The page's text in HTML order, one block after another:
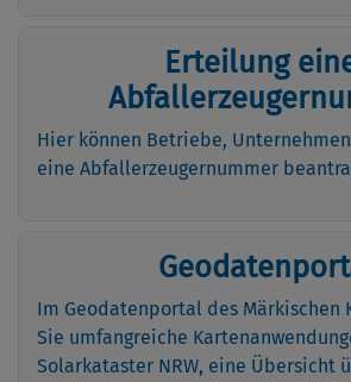
Erteilung
Hier können Betriebe,
eine Abfallerzeugernummer
Im Geodatenportal des Märkischen
Sie umfangreiche
Solarkataster NRW, eine Übersicht